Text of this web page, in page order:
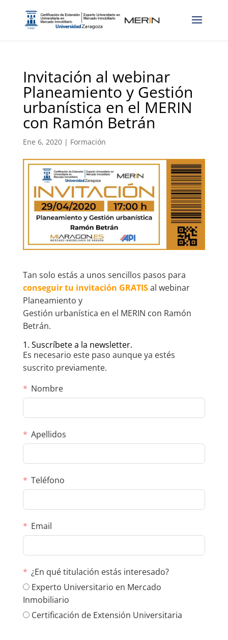
Invitación al webinar
Planeamiento y Gestión
urbanística en el MERIN
con Ramón Betrán
Ene 6, 2020| Formación
Tan solo estás a unos sencillos pasos para
conseguir tu invitación GRATISal webinar
Planeamiento y
Gestión urbanística en el MERIN con Ramón
Betrán.
1. Suscríbete a la newsletter.
Es necesario este paso aunque ya estés
suscrito previamente.
Nombre
Apellidos
Teléfono
Email
¿En qué titulación estás interesado?
Experto Universitario en Mercado
Inmobiliario
Certificación de Extensión Universitaria